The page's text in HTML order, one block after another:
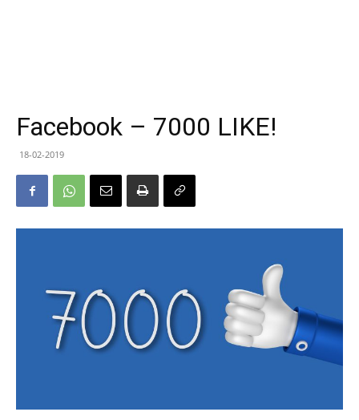
Facebook – 7000 LIKE!
18-02-2019